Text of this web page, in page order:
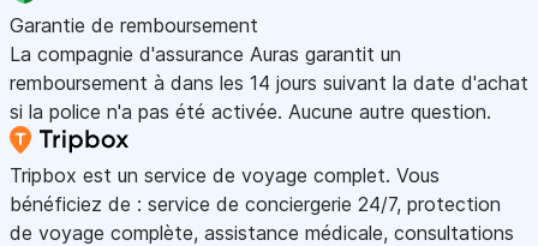
Garantie de remboursement
La compagnie d'assurance Auras garantit un
remboursement à dans les 14 jours suivant la date d'achat
si la police n'a pas été activée. Aucune autre question.
Tripbox est un service de voyage complet. Vous
bénéficiez de : service de conciergerie 24/7, protection
de voyage complète, assistance médicale, consultations